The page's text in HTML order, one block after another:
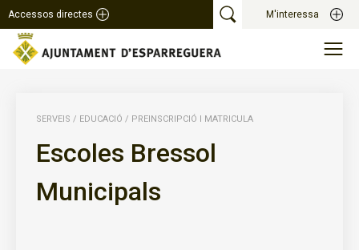
Accessos directes M'interessa
SERVEIS / EDUCACIÓ / PREINSCRIPCIÓ I MATRICULA
Escoles Bressol
Municipals